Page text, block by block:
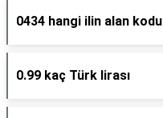
0434 hangi ilin alan kodu
0.99 kaç Türk lirası